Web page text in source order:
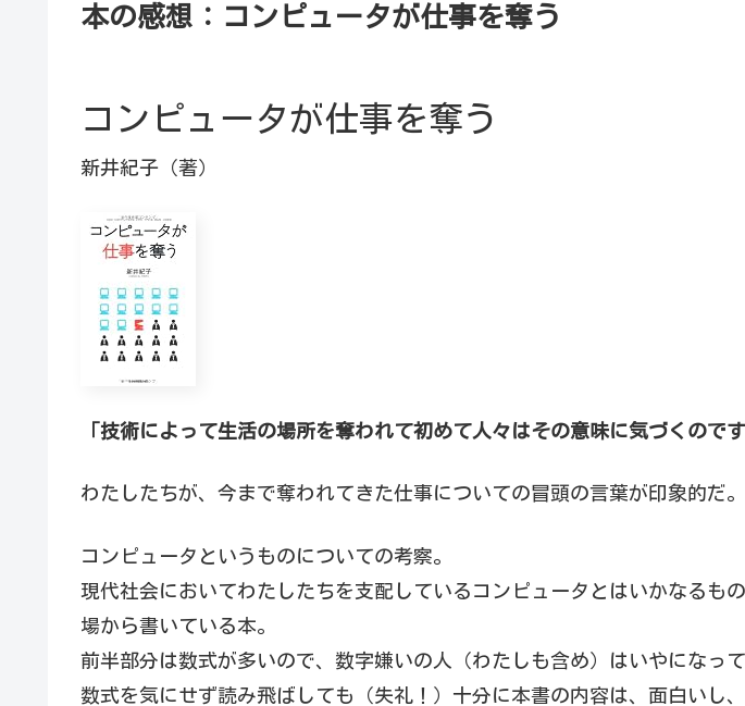
本の感想：コンピュータが仕事を奪う
コンピュータが仕事を奪う
新井紀子（著）
「技術によって生活の場所を奪われて初めて人々はその意味に気づくのです
わたしたちが、今まで奪われてきた仕事についての冒頭の言葉が印象的だ。
コンピュータというものについての考察。
現代社会においてわたしたちを支配しているコンピュータとはいかなるも
場から書いている本。
前半部分は数式が多いので、数字嫌いの人（わたしも含め）はいやになっ
数式を気にせず読み飛ばしても（失礼！）十分に本書の内容は、面白いし、